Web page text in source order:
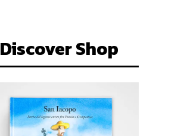
Discover Shop